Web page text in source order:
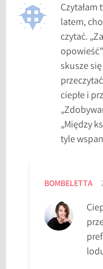
Czytałam
latem,
czytać.
skusze
ciepłe i
„Między
tyle
BOMBELETTA